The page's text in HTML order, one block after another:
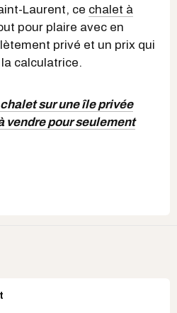
Laurent, ce chalet à
pour plaire avec en
privé et un prix qui
calculatrice.
chalet sur une île privée
vendre pour seulement